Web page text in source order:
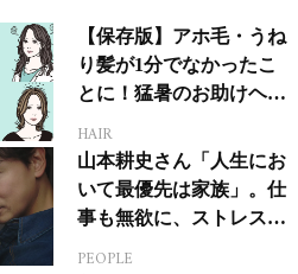
【保存版】アホ毛・うね
り髪が1分でなかったこ
とに！猛暑のお助けヘア
HAIR
山本耕史さん「人生にお
いて最優先は家族」。仕
事も無欲に、ストレスを
PEOPLE